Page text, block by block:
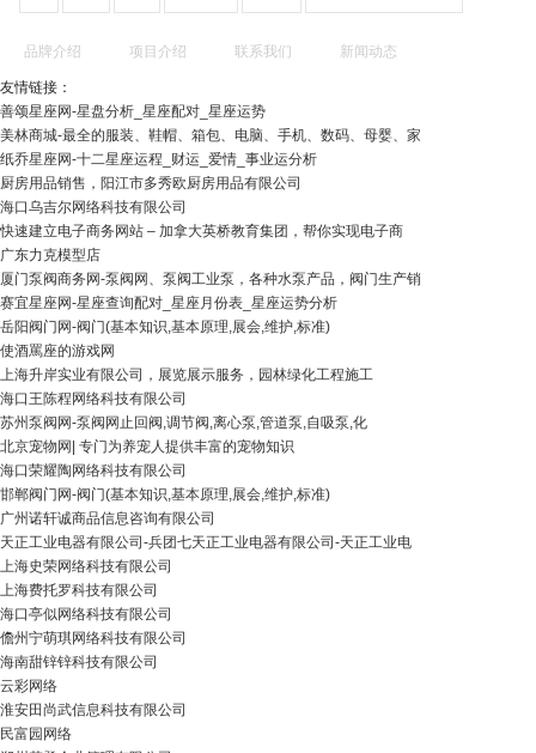
品牌介绍 项目介绍 联系我们 新闻动态
友情链接：
善颂星座网-星盘分析_星座配对_星座运势
美林商城-最全的服装、鞋帽、箱包、电脑、手机、数码、母婴、家
纸乔星座网-十二星座运程_财运_爱情_事业运分析
厨房用品销售，阳江市多秀欧厨房用品有限公司
海口乌吉尔网络科技有限公司
快速建立电子商务网站 – 加拿大英桥教育集团，帮你实现电子商
广东力克模型店
厦门泵阀商务网-泵阀网、泵阀工业泵，各种水泵产品，阀门生产销
赛宜星座网-星座查询配对_星座月份表_星座运势分析
岳阳阀门网-阀门(基本知识,基本原理,展会,维护,标准)
使酒罵座的游戏网
上海升岸实业有限公司，展览展示服务，园林绿化工程施工
海口王陈程网络科技有限公司
苏州泵阀网-泵阀网止回阀,调节阀,离心泵,管道泵,自吸泵,化
北京宠物网| 专门为养宠人提供丰富的宠物知识
海口荣耀陶网络科技有限公司
邯郸阀门网-阀门(基本知识,基本原理,展会,维护,标准)
广州诺轩诚商品信息咨询有限公司
天正工业电器有限公司-兵团七天正工业电器有限公司-天正工业电
上海史荣网络科技有限公司
上海费托罗科技有限公司
海口亭似网络科技有限公司
儋州宁萌琪网络科技有限公司
海南甜锌锌科技有限公司
云彩网络
淮安田尚武信息科技有限公司
民富园网络